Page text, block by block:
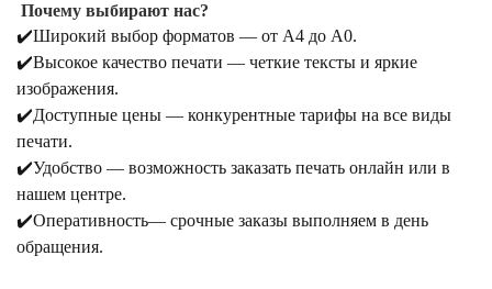
Почему выбирают нас?
✔️Широкий выбор форматов — от А4 до А0.
✔️Высокое качество печати — четкие тексты и яркие
изображения.
✔️Доступные цены — конкурентные тарифы на все виды
печати.
✔️Удобство — возможность заказать печать онлайн или в
нашем центре.
✔️Оперативность— срочные заказы выполняем в день
обращения.